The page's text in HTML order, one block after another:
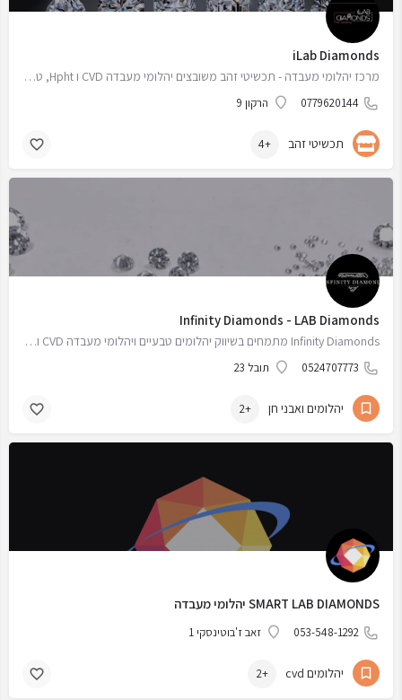
iLab Diamonds
מרכז יהלומי מעבדה - תכשיטי זהב משובצים יהלומי מעבדה CVD ו Hpht, טבעות אירוסין עגילי יהלום בעיצוב אישי
0779620144 הרקון 9
תכשיטי זהב +4
Infinity Diamonds - LAB Diamonds
Infinity Diamonds מתמחים בשיווק יהלומים טבעיים ויהלומי מעבדה CVD ו HPHT. יצור תכשיטים עם ניסיון של למעלה מ…
0524707773 תובל 23
יהלומים ואבני חן +2
SMART LAB DIAMONDS יהלומי מעבדה
053-548-1292 זאב ז'בוטינסקי 1
יהלומים cvd +2